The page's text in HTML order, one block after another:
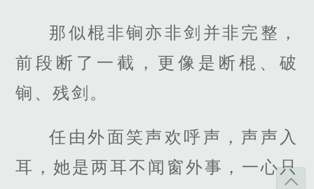
那似棍非锏亦非剑并非完整，
前段断了一截，更像是断棍、破
锏、残剑。
任由外面笑声欢呼声，声声入
耳，她是两耳不闻窗外事，一心只